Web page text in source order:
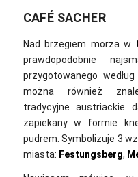
CAFÉ SACHER
Nad brzegiem morza w
prawdopodobnie
przygotowanego
można również
tradycyjne austriackie
zapiekany w formie
pudrem. Symbolizuje 3
miasta: Festungsberg,